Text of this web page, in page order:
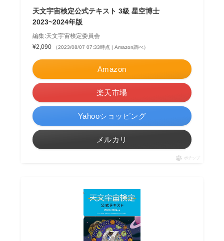
天文宇宙検定公式テキスト 3級 星空博士
2023~2024年版
編集:天文宇宙検定委員会
¥2,090
（2023/08/07 07:33時点 | Amazon調べ）
Amazon
楽天市場
Yahooショッピング
メルカリ
ポチップ